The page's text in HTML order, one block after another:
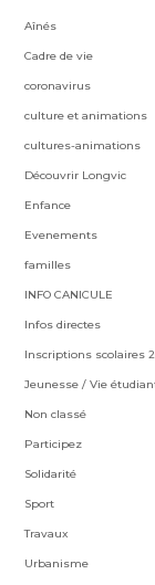
Aînés
Cadre de vie
coronavirus
culture et animations
cultures-animations
Découvrir Longvic
Enfance
Evenements
familles
INFO CANICULE
Infos directes
Inscriptions scolaires
Jeunesse / Vie
Non classé
Participez
Solidarité
Sport
Travaux
Urbanisme